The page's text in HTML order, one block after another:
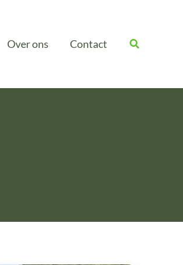
Over ons Contact